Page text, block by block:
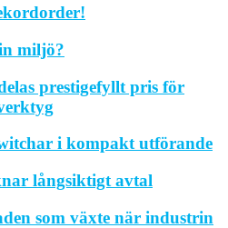
miljö?
prestigefyllt pris för
i kompakt utförande
långsiktigt avtal
som växte när industrin